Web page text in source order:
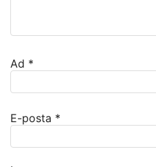
Ad *
E-posta *